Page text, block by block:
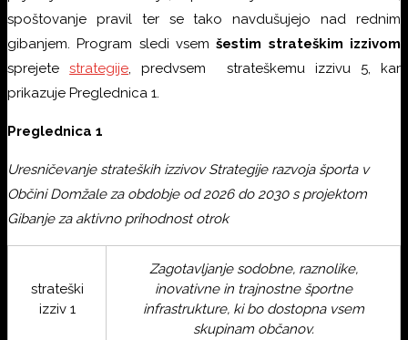
spoštovanje pravil ter se tako navdušujejo nad rednim
gibanjem. Program sledi vsemšestim strateškim izzivom
sprejetestrategije, predvsem strateškemu izzivu 5, kar
prikazuje Preglednica 1.
Preglednica 1
Uresničevanje strateških izzivov Strategije razvoja športa v
Občini Domžale za obdobje od 2026 do 2030 s projektom
Gibanje za aktivno prihodnost otrok
strateški
izziv 1
Zagotavljanje sodobne, raznolike,
inovativne in trajnostne športne
infrastrukture, ki bo dostopna vsem
skupinam občanov.